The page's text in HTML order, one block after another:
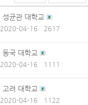
성균관 대학교
2020-04-16 2617
동국 대학교
2020-04-16 1111
고려 대학교
2020-04-16 1122